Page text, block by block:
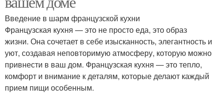
Введение в шарм французской кухни
Французская кухня — это не просто еда, это образ
жизни. Она сочетает в себе изысканность, элегантность и
уют, создавая неповторимую атмосферу, которую можно
привнести в ваш дом. Французская кухня — это тепло,
комфорт и внимание к деталям, которые делают каждый
прием пищи особенным.